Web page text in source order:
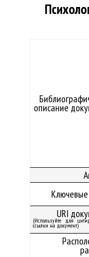
описание
URI
(Используйте для
ссылки на документ)